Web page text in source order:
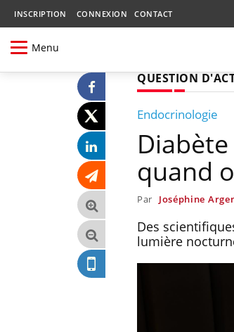
INSCRIPTION CONNEXION CONTACT
Menu
QUESTION
Endocrinologie
quand
Par Joséphine
Des
lumière